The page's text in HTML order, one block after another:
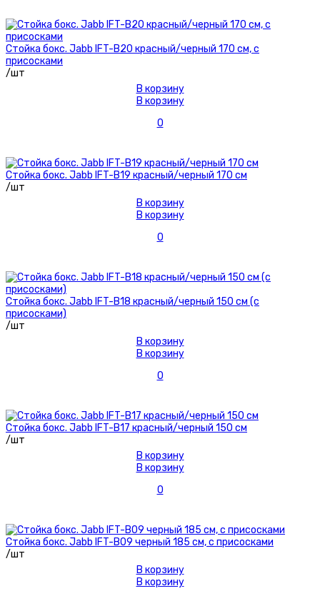
Стойка бокс. Jabb IFT-B20 красный/черный 170 см, с
присосками
/шт
В корзину
В корзину
0
Стойка бокс. Jabb IFT-B19 красный/черный 170 см
/шт
В корзину
В корзину
0
Стойка бокс. Jabb IFT-B18 красный/черный 150 см (с
присосками)
/шт
В корзину
В корзину
0
Стойка бокс. Jabb IFT-B17 красный/черный 150 см
/шт
В корзину
В корзину
0
Стойка бокс. Jabb IFT-B09 черный 185 см, с присосками
/шт
В корзину
В корзину